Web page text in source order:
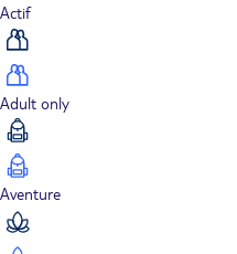
Actif
Adult only
Aventure